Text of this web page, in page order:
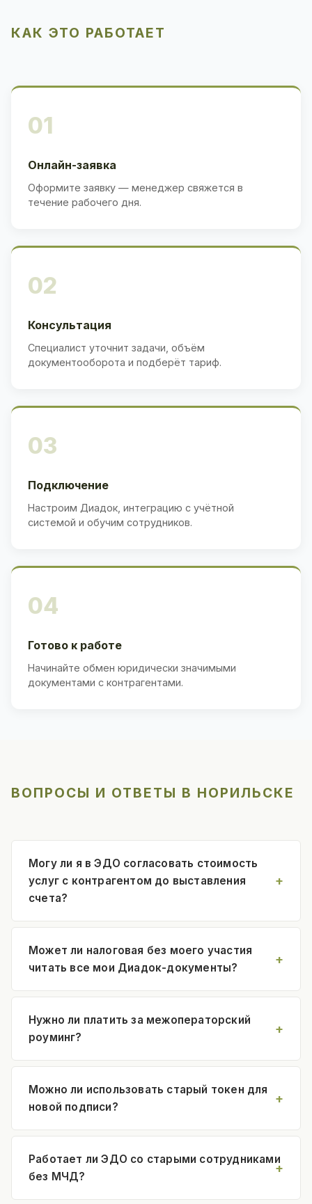
КАК ЭТО РАБОТАЕТ
01
Онлайн-заявка
Оформите заявку — менеджер свяжется в
течение рабочего дня.
02
Консультация
Специалист уточнит задачи, объём
документооборота и подберёт тариф.
03
Подключение
Настроим Диадок, интеграцию с учётной
системой и обучим сотрудников.
04
Готово к работе
Начинайте обмен юридически значимыми
документами с контрагентами.
ВОПРОСЫ И ОТВЕТЫ В НОРИЛЬСКЕ
Могу ли я в ЭДО согласовать стоимость
услуг с контрагентом до выставления
счета?
Может ли налоговая без моего участия
читать все мои Диадок-документы?
Нужно ли платить за межоператорский
роуминг?
Можно ли использовать старый токен для
новой подписи?
Работает ли ЭДО со старыми сотрудниками
без МЧД?